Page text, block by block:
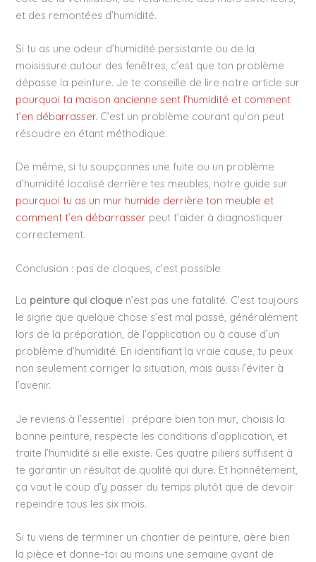
et des remontées d’humidité.
Si tu as une odeur d’humidité persistante ou de la
moisissure autour des fenêtres, c’est que ton problème
dépasse la peinture. Je te conseille de lire notre article sur
pourquoi ta maison ancienne sent l’humidité et comment
t’en débarrasser. C’est un problème courant qu’on peut
résoudre en étant méthodique.
De même, si tu soupçonnes une fuite ou un problème
d’humidité localisé derrière tes meubles, notre guide sur
pourquoi tu as un mur humide derrière ton meuble et
comment t’en débarrasser peut t’aider à diagnostiquer
correctement.
Conclusion : pas de cloques, c’est possible
La peinture qui cloque n’est pas une fatalité. C’est toujours
le signe que quelque chose s’est mal passé, généralement
lors de la préparation, de l’application ou à cause d’un
problème d’humidité. En identifiant la vraie cause, tu peux
non seulement corriger la situation, mais aussi l’éviter à
l’avenir.
Je reviens à l’essentiel : prépare bien ton mur, choisis la
bonne peinture, respecte les conditions d’application, et
traite l’humidité si elle existe. Ces quatre piliers suffisent à
te garantir un résultat de qualité qui dure. Et honnêtement,
ça vaut le coup d’y passer du temps plutôt que de devoir
repeindre tous les six mois.
Si tu viens de terminer un chantier de peinture, aère bien
la pièce et donne-toi au moins une semaine avant de